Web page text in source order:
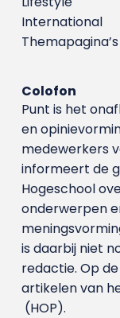
International
Themapagina’s
Colofon
Punt is het
en
medewerkers
informeert de
Hogeschool
onderwerpen
is daarbij niet
redactie. Op
artikelen van
(HOP).